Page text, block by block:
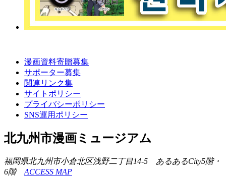
漫画資料寄贈募集
サポーター募集
関連リンク集
サイトポリシー
プライバシーポリシー
SNS運用ポリシー
北九州市漫画ミュージアム
福岡県北九州市小倉北区浅野二丁目14-5 あるあるCity5階・
6階 ACCESS MAP